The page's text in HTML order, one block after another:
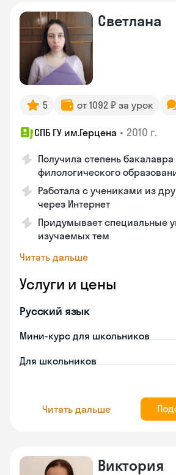
Светлана
5 от 1092 ₽ за урок
СПБ ГУ им.Герцена • 2010 г.
Получила степень бакалавра
филологического
Работала с учениками из
через Интернет
Придумывает специальные
изучаемых тем
Читать дальше
Услуги и цены
Русский язык
Мини-курс для школьников
Для школьников
Читать дальше
Виктория